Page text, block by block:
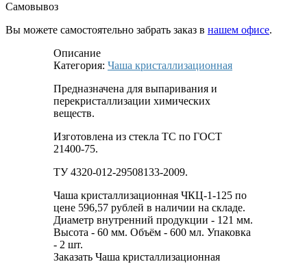
Самовывоз
Вы можете самостоятельно забрать заказ в нашем офисе.
Описание
Категория: Чаша кристаллизационная
Предназначена для выпаривания и
перекристаллизации химических
веществ.
Изготовлена из стекла ТС по ГОСТ
21400-75.
ТУ 4320-012-29508133-2009.
Чаша кристаллизационная ЧКЦ-1-125 по
цене 596,57 рублей в наличии на складе.
Диаметр внутренний продукции - 121 мм.
Высота - 60 мм. Объём - 600 мл. Упаковка
- 2 шт.
Заказать Чаша кристаллизационная